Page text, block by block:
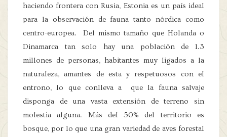
haciendo frontera con Rusia, Estonia es un país ideal
para la observación de fauna tanto nórdica como
centro-europea. Del mismo tamaño que Holanda o
Dinamarca tan solo hay una población de 1.3
millones de personas, habitantes muy ligados a la
naturaleza, amantes de esta y respetuosos con el
entrono, lo que conlleva a que la fauna salvaje
disponga de una vasta extensión de terreno sin
molestia alguna. Más del 50% del territorio es
bosque, por lo que una gran variedad de aves forestal